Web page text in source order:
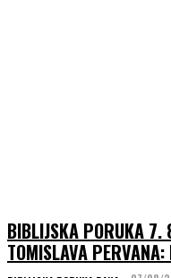
BIBLIJSKA PORUKA
TOMISLAVA